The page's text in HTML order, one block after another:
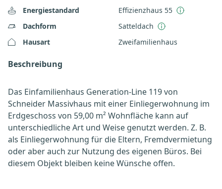
Energiestandard
Effizienzhaus 55
Dachform
Satteldach
Hausart
Zweifamilienhaus
Beschreibung
Das Einfamilienhaus Generation-Line 119 von
Schneider Massivhaus mit einer Einliegerwohnung im
Erdgeschoss von 59,00 m² Wohnfläche kann auf
unterschiedliche Art und Weise genutzt werden. Z. B.
als Einliegerwohnung für die Eltern, Fremdvermietung
oder aber auch zur Nutzung des eigenen Büros. Bei
diesem Objekt bleiben keine Wünsche offen.